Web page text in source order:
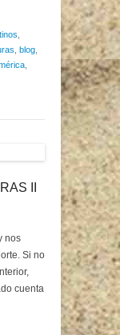
blog
II
nos
Si no
cuenta